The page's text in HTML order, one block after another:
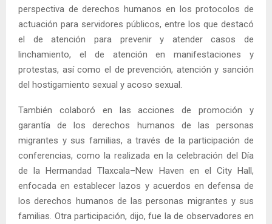
perspectiva de derechos humanos en los protocolos de
actuación para servidores públicos, entre los que destacó
el de atención para prevenir y atender casos de
linchamiento, el de atención en manifestaciones y
protestas, así como el de prevención, atención y sanción
del hostigamiento sexual y acoso sexual.
También colaboró en las acciones de promoción y
garantía de los derechos humanos de las personas
migrantes y sus familias, a través de la participación de
conferencias, como la realizada en la celebración del Día
de la Hermandad Tlaxcala–New Haven en el City Hall,
enfocada en establecer lazos y acuerdos en defensa de
los derechos humanos de las personas migrantes y sus
familias. Otra participación, dijo, fue la de observadores en